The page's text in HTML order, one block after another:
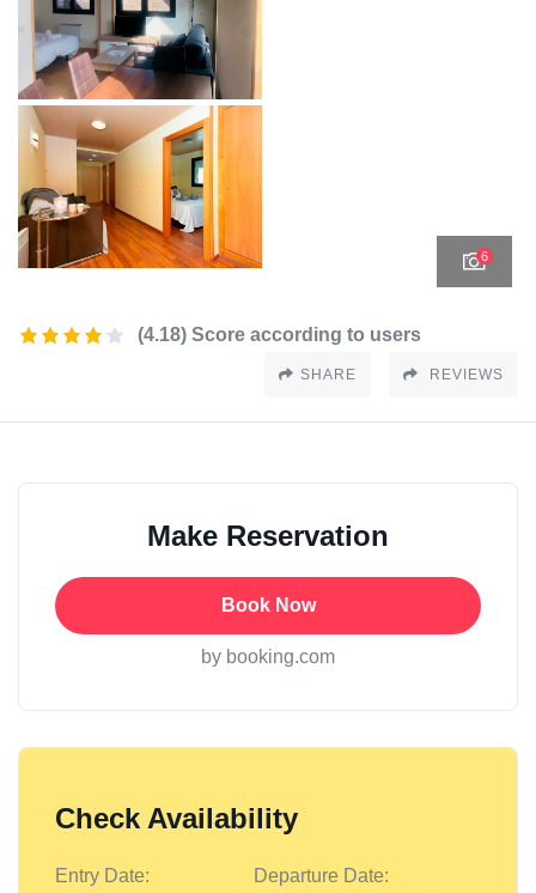
6
(4.18) Score according to users
SHARE REVIEWS
Make Reservation
Book Now
by booking.com
Check Availability
Entry Date: Departure Date: